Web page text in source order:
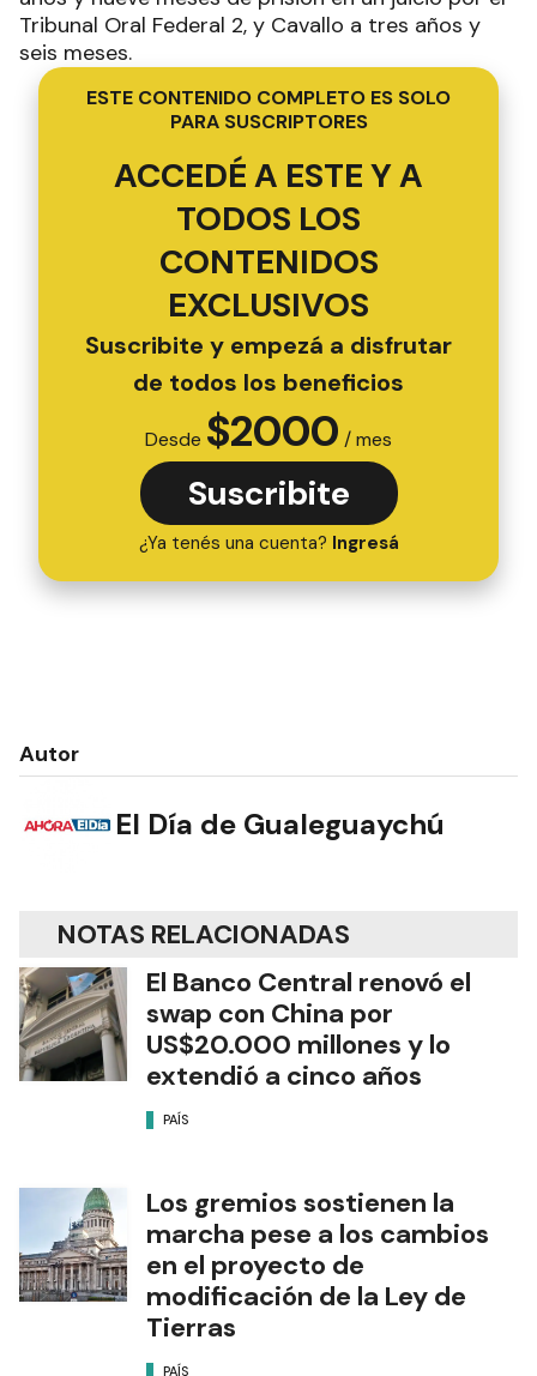
Tribunal Oral Federal 2, y Cavallo a tres años y
seis meses.
ESTE CONTENIDO COMPLETO ES SOLO
PARA SUSCRIPTORES
ACCEDÉ A ESTE Y A
TODOS LOS
CONTENIDOS
EXCLUSIVOS
Suscribite y empezá a disfrutar
de todos los beneficios
Desde $2000 / mes
Suscribite
¿Ya tenés una cuenta? Ingresá
Autor
El Día de Gualeguaychú
NOTAS RELACIONADAS
El Banco Central renovó el
swap con China por
US$20.000 millones y lo
extendió a cinco años
PAÍS
Los gremios sostienen la
marcha pese a los cambios
en el proyecto de
modificación de la Ley de
Tierras
PAÍS